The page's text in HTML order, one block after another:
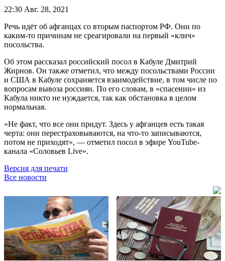
22:30 Авг. 28, 2021
Речь идёт об афганцах со вторым паспортом РФ. Они по
каким-то причинам не среагировали на первый «клич»
посольства.
Об этом рассказал российский посол в Кабуле Дмитрий
Жирнов. Он также отметил, что между посольствами России
и США в Кабуле сохраняется взаимодействие, в том числе по
вопросам вывоза россиян. По его словам, в «спасении» из
Кабула никто не нуждается, так как обстановка в целом
нормальная.
«Не факт, что все они придут. Здесь у афганцев есть такая
черта: они перестраховываются, на что-то записываются,
потом не приходят», — отметил посол в эфире YouTube-
канала «Соловьев Live».
Версия для печати
Все новости